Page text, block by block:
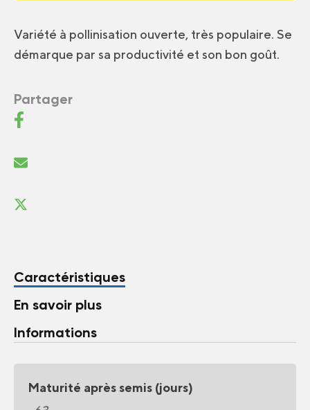
Variété à pollinisation ouverte, très populaire. Se
démarque par sa productivité et son bon goût.
Partager
Caractéristiques
En savoir plus
Informations
Maturité après semis (jours)